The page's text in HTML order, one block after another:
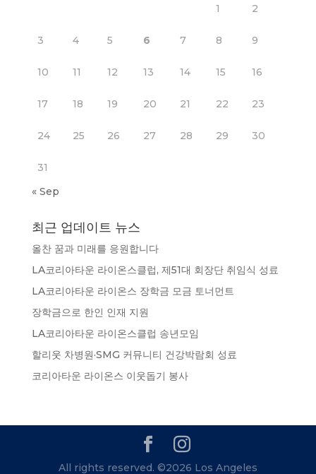
1 2
3 4 5 6 7 8 9
10 11 12 13 14 15 16
17 18 19 20 21 22 23
24 25 26 27 28 29 30
31
« Sep
최근 업데이트 뉴스
올찬 꿈과 미래를 응원합니다
LA코리아타운 라이온스클럽, 제51대 회장단 취임식 성료
LA코리아타운 라이온스 장학금 모금 토너먼트
장학금으로 한인 인재 지원
LA코리아타운 라이온스클럽 송년모임
할리웃 차병원·SMG 커뮤니티 건강박람회 성료
코리아타운 라이온스 이웃돕기 봉사
All rights reserved. ©2026 Los Angeles